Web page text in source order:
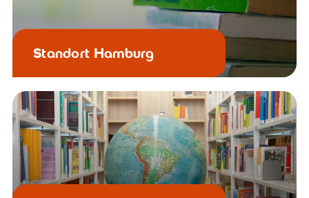
Standort Hamburg